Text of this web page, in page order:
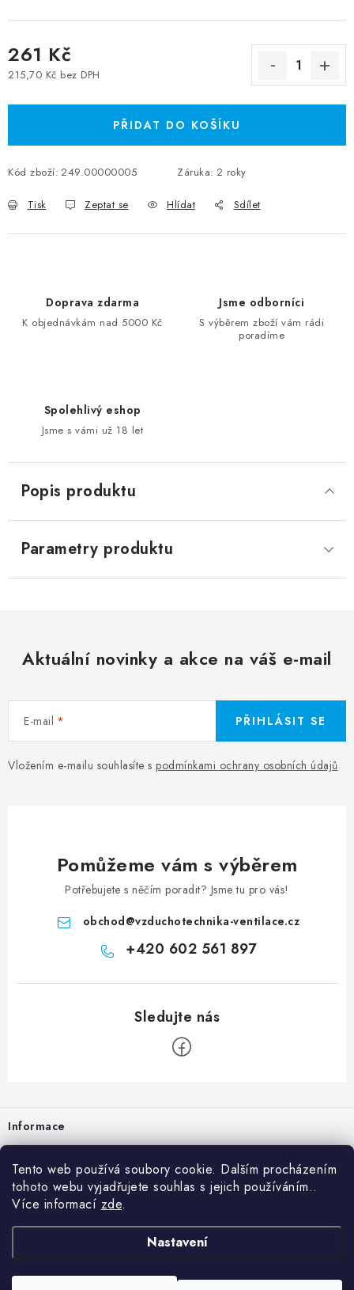
Tento web používá soubory cookie. Dalším procházením
tohoto webu vyjadřujete souhlas s jejich používáním..
Více informací zde.
Nastavení
261 Kč
215,70 Kč bez DPH
PŘIDAT DO KOŠÍKU
Kód zboží: 249.00000005 Záruka: 2 roky
Tisk Zeptat se Hlídat Sdílet
Doprava zdarma
K objednávkám nad 5000 Kč
Jsme odborníci
S výběrem zboží vám rádi
poradíme
Spolehlivý eshop
Jsme s vámi už 18 let
Popis produktu
Parametry produktu
Aktuální novinky a akce na váš e-mail
E-mail
Vložením e-mailu souhlasíte s podmínkami ochrany osobních údajů
PŘIHLÁSIT SE
Pomůžeme vám s výběrem
Potřebujete s něčím poradit? Jsme tu pro vás!
obchod@vzduchotechnika-ventilace.cz
+420 602 561 897
Informace
Prodejna
Rady a tipy
vzduchotechnika-ventilace. Všechna práva vyhrazena.